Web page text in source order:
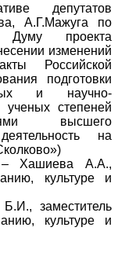
депутатов
А.Г.Мажуга по
Думу проекта
изменений
Российской
подготовки
и научно-
ученых степеней
высшего
на
Хашиева А.А.,
культуре и
заместитель
культуре и